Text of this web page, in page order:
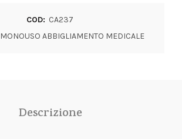
COD: CA237
MONOUSO ABBIGLIAMENTO MEDICALE
Descrizione